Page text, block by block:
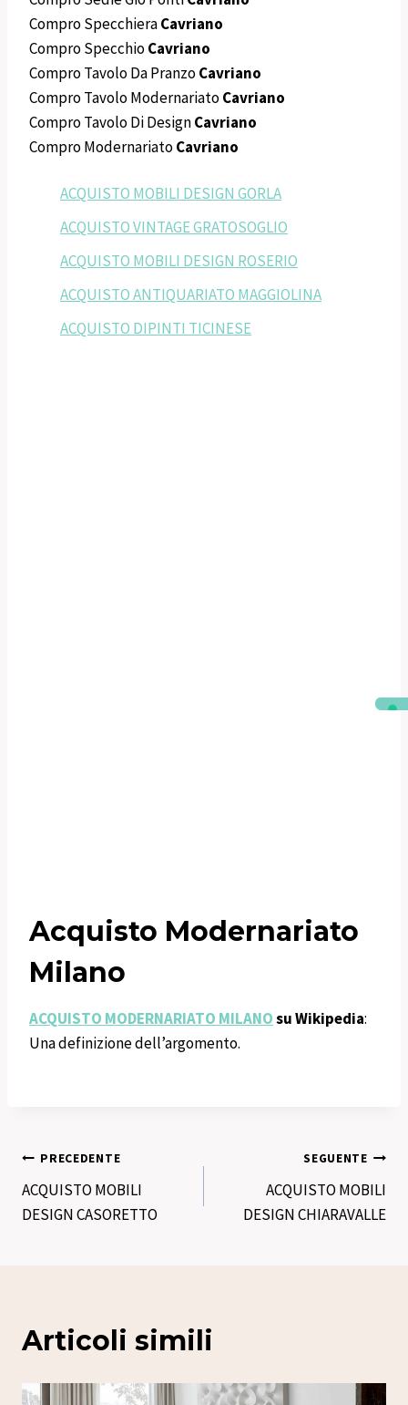
Compro SpecchieraCavriano
Compro SpecchioCavriano
Compro Tavolo Da PranzoCavriano
Compro Tavolo ModernariatoCavriano
Compro Tavolo Di DesignCavriano
Compro ModernariatoCavriano
ACQUISTO MOBILI DESIGN GORLA
ACQUISTO VINTAGE GRATOSOGLIO
ACQUISTO MOBILI DESIGN ROSERIO
ACQUISTO ANTIQUARIATO MAGGIOLINA
ACQUISTO DIPINTI TICINESE
Acquisto Modernariato
Milano
ACQUISTO MODERNARIATO MILANOsu Wikipedia:
Una definizione dell’argomento.
Navigazione
articoli
PRECEDENTE
ACQUISTO MOBILI
DESIGN CASORETTO
SEGUENTE
ACQUISTO MOBILI
DESIGN CHIARAVALLE
Articoli simili